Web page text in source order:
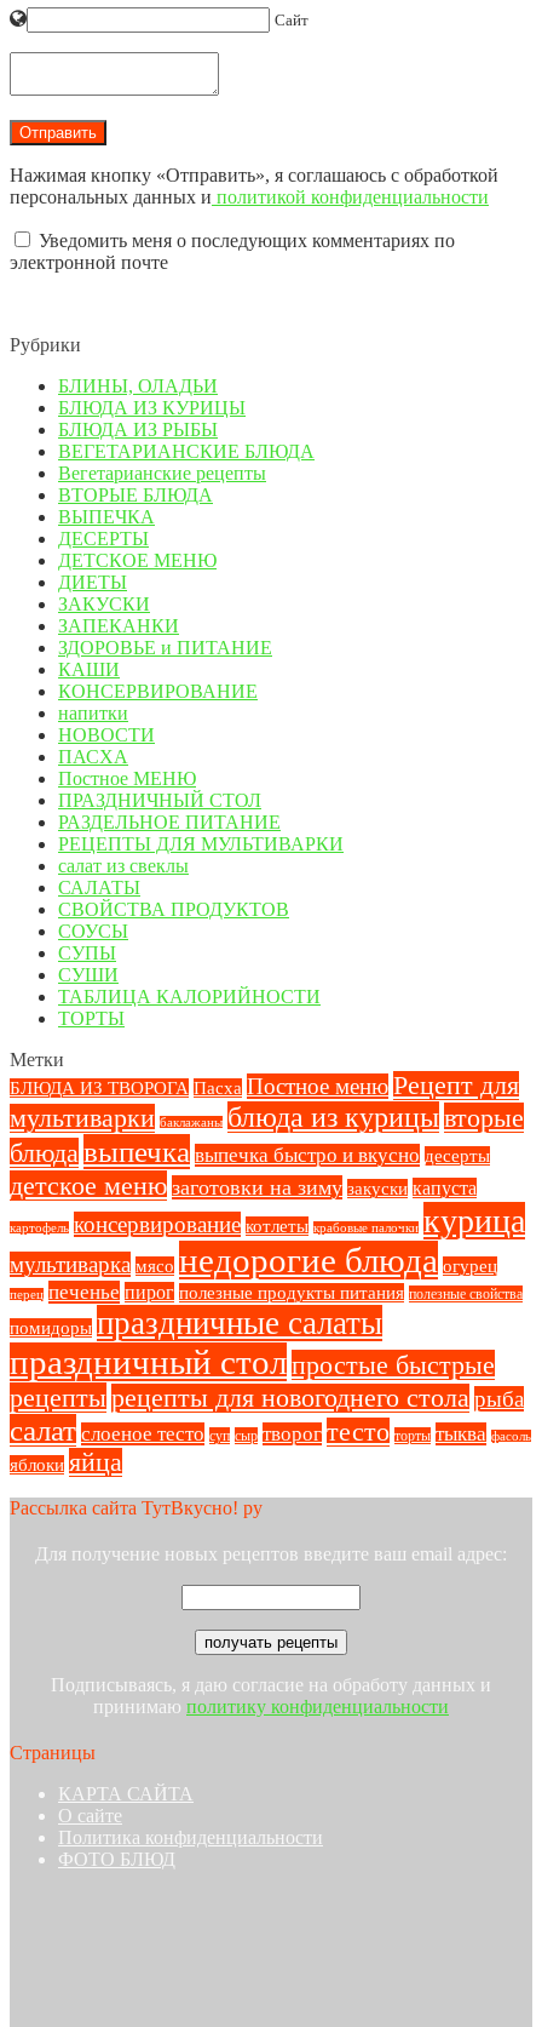
Сайт
Нажимая кнопку «Отправить», я соглашаюсь с обработкой
персональных данных и политикой конфиденциальности
Уведомить меня о последующих комментариях по
электронной почте
Рубрики
БЛИНЫ, ОЛАДЬИ
БЛЮДА ИЗ КУРИЦЫ
БЛЮДА ИЗ РЫБЫ
ВЕГЕТАРИАНСКИЕ БЛЮДА
Вегетарианские рецепты
ВТОРЫЕ БЛЮДА
ВЫПЕЧКА
ДЕСЕРТЫ
ДЕТСКОЕ МЕНЮ
ДИЕТЫ
ЗАКУСКИ
ЗАПЕКАНКИ
ЗДОРОВЬЕ и ПИТАНИЕ
КАШИ
КОНСЕРВИРОВАНИЕ
напитки
НОВОСТИ
ПАСХА
Постное МЕНЮ
ПРАЗДНИЧНЫЙ СТОЛ
РАЗДЕЛЬНОЕ ПИТАНИЕ
РЕЦЕПТЫ ДЛЯ МУЛЬТИВАРКИ
салат из свеклы
САЛАТЫ
СВОЙСТВА ПРОДУКТОВ
СОУСЫ
СУПЫ
СУШИ
ТАБЛИЦА КАЛОРИЙНОСТИ
ТОРТЫ
Метки
БЛЮДА ИЗ ТВОРОГА Пасха Постное менюРецепт для
мультиварки баклажаны блюда из курицывторые
блюда выпечка выпечка быстро и вкусно десерты
детское меню заготовки на зиму закуски капуста
картофель консервирование котлеты крабовые палочки курица
мультиварка мясо недорогие блюда огурец
перец печенье пирог полезные продукты питания полезные свойства
помидоры праздничные салаты
праздничный столпростые быстрые
рецептырецепты для новогоднего столарыба
салат слоеное тесто суп сыр творог тесто торты тыква фасоль
яблоки яйца
Рассылка сайта ТутВкусно! ру
Для получение новых рецептов введите ваш email адрес:
Подписываясь, я даю согласие на обработу данных и
принимаю политику конфиденциальности
Страницы
КАРТА САЙТА
О сайте
Политика конфиденциальности
ФОТО БЛЮД